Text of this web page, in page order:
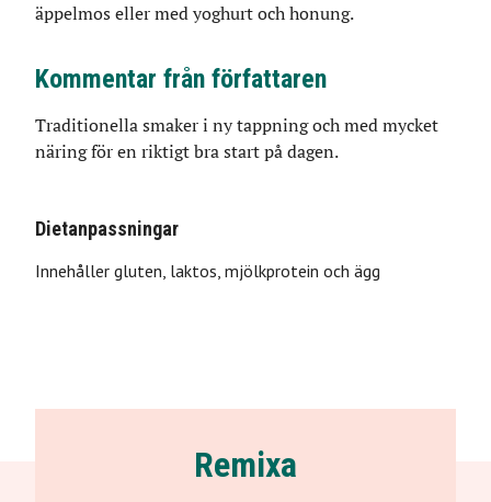
äppelmos eller med yoghurt och honung.
Kommentar från författaren
Traditionella smaker i ny tappning och med mycket
näring för en riktigt bra start på dagen.
Dietanpassningar
Innehåller gluten, laktos, mjölkprotein och ägg
Remixa